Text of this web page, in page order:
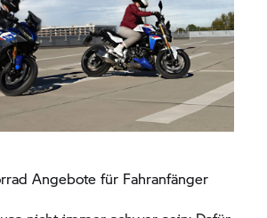
Angebote für Fahranfänger